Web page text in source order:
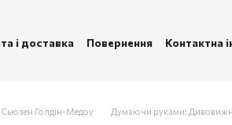
і доставка Повернення
Контактна
Сьюзен Голдін-Медоу Думаючи руками: